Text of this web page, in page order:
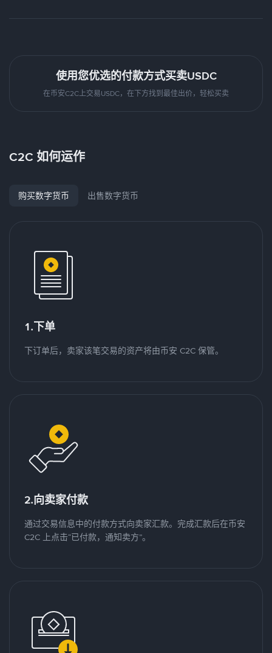
使用您优选的付款方式买卖USDC
在币安C2C上交易USDC，在下方找到最佳出价，轻松买卖
C2C 如何运作
购买数字货币 出售数字货币
1.下单
下订单后，卖家该笔交易的资产将由币安 C2C 保管。
2.向卖家付款
通过交易信息中的付款方式向卖家汇款。完成汇款后在币安
C2C 上点击“已付款，通知卖方”。